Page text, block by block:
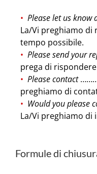
Please let us know
La/Vi preghiamo di
tempo possibile.
Please send your
prega di
Please contact
preghiamo di
Would you please
La/Vi preghiamo
Formule di